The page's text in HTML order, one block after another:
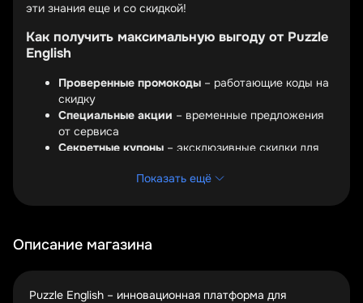
эти знания еще и со скидкой!
Как получить максимальную выгоду от Puzzle
English
Проверенные промокоды – работающие коды на
скидку
Специальные акции – временные предложения
от сервиса
Секретные купоны – эксклюзивные скидки для
доступному изучению языка. Сервис регулярно
скидку до 50% на подписку. Главное – знать, где их
вас только актуальные предложения, которые
действительно работают.
Показать ещё
Описание магазина
Puzzle English – инновационная платформа для